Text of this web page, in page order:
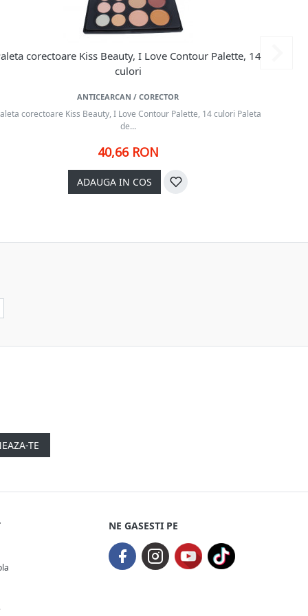
corectoare Kiss Beauty, I Love Contour Palette, 14
culori
ANTICEARCAN / CORECTOR
corectoare Kiss Beauty, I Love Contour Palette, 14 culori Paleta
de...
40,66 RON
ADAUGA IN COS
TE
NE GASESTI PE